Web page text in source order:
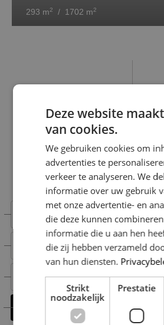
293 m2 / 1702 m2
CONTACT OPNEMEN
Interesse in onze
Michael helpt je
Makelaar wonen
+31 6 15 00 52
+31 6 15 00 52
Contact opnemen
Deze website
van cookies.
We gebruiken cookies om
advertenties te
verkeer te analyseren. We
informatie over uw gebruik
met onze advertentie- en
die deze kunnen
informatie die u aan hen
die zij hebben verzameld
van hun diensten.
Strikt
noodzakelijk
Prestatie